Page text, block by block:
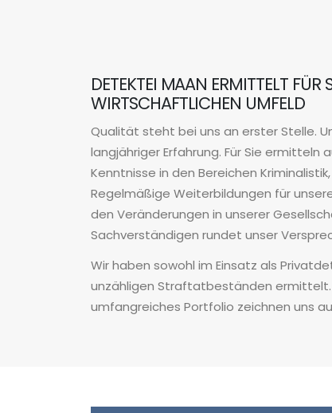
DETEKTEI MAAN ERMITTELT
WIRTSCHAFTLICHEN UMFELD
Qualität steht bei uns an erster Stelle.
langjähriger Erfahrung. Für Sie
Kenntnisse in den Bereichen
Regelmäßige Weiterbildungen für
den Veränderungen in unserer
Sachverständigen rundet unser
Wir haben sowohl im Einsatz als
unzähligen Straftatbeständen ermittelt.
umfangreiches Portfolio zeichnen uns